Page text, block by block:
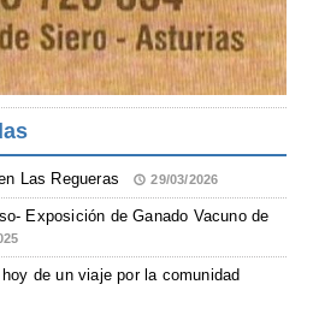
Las Regueras 29/03/2026
Exposición de Ganado Vacuno de
de un viaje por la comunidad